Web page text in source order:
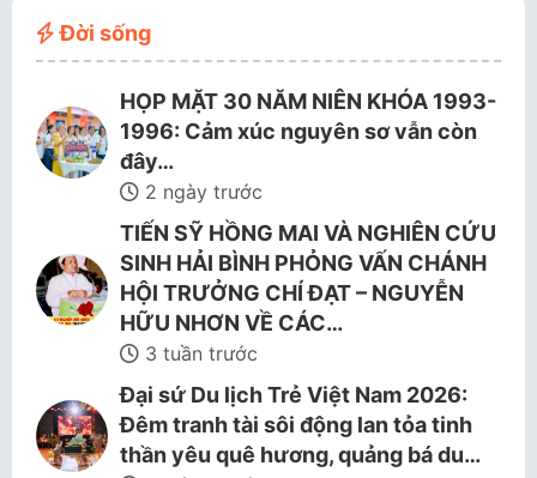
Đời sống
HỌP MẶT 30 NĂM NIÊN KHÓA 1993-
1996: Cảm xúc nguyên sơ vẫn còn
đây…
2 ngày trước
TIẾN SỸ HỒNG MAI VÀ NGHIÊN CỨU
SINH HẢI BÌNH PHỎNG VẤN CHÁNH
HỘI TRƯỞNG CHÍ ĐẠT – NGUYỄN
HỮU NHƠN VỀ CÁC…
3 tuần trước
Đại sứ Du lịch Trẻ Việt Nam 2026:
Đêm tranh tài sôi động lan tỏa tinh
thần yêu quê hương, quảng bá du…